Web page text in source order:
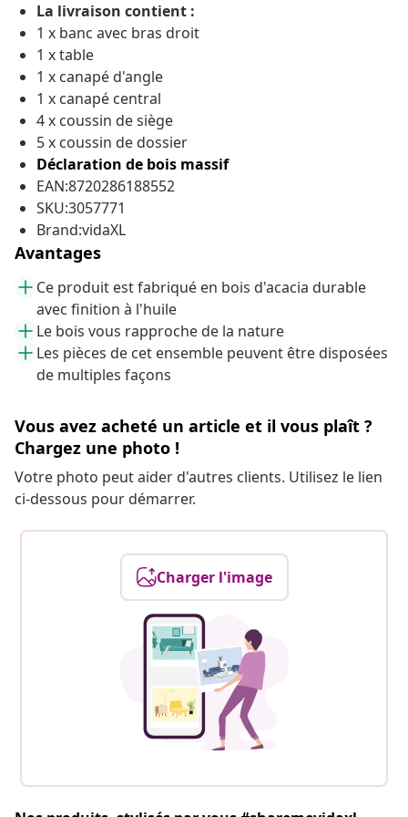
La livraison contient :
1 x banc avec bras droit
1 x table
1 x canapé d'angle
1 x canapé central
4 x coussin de siège
5 x coussin de dossier
Déclaration de bois massif
EAN:8720286188552
SKU:3057771
Brand:vidaXL
Avantages
Ce produit est fabriqué en bois d'acacia durable
avec finition à l'huile
Le bois vous rapproche de la nature
Les pièces de cet ensemble peuvent être disposées
de multiples façons
Vous avez acheté un article et il vous plaît ?
Chargez une photo !
Votre photo peut aider d'autres clients. Utilisez le lien
ci-dessous pour démarrer.
Charger l'image